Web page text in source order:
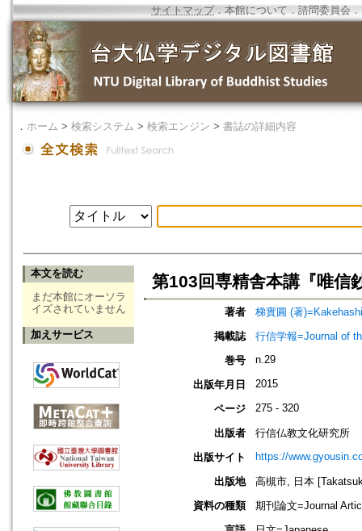
サイトマップ．本館について ． 諮問委員会 ．
． ホーム > 検索システム > 検索エンジン > 書誌の詳細内容
本文を読む
まだ本館にオーソラ
イズされていません
加えサービス
第103回専精舎本講『唯信
著者
梯實圓 (著
掲載誌
行信学報=Journal of
巻号
n.29
出版年月日 2015
ページ 275 - 320
出版者
行信仏教文化研究所
出版サイト
https://
出版地
高槻市, 日本
資料の種類
期刊論文=Journal